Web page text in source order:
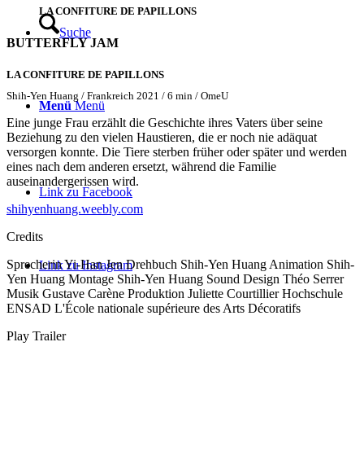
Suche
Menü Menü
Link zu Facebook
Link zu Instagram
LA CONFITURE DE PAPILLONS
BUTTERFLY JAM
LA CONFITURE DE PAPILLONS
Shih-Yen Huang / Frankreich 2021 / 6 min / OmeU
Eine junge Frau erzählt die Geschichte ihres Vaters über seine
Beziehung zu den vielen Haustieren, die er noch nie adäquat
versorgen konnte. Die Tiere sterben früher oder später und werden
eines nach dem anderen ersetzt, während die Familie
auseinandergerissen wird.
shihyenhuang.weebly.com
Credits
SprecherinYi-Han Jen Drehbuch Shih-Yen Huang Animation Shih-
Yen Huang Montage Shih-Yen Huang Sound Design Théo Serrer
Musik Gustave Carène Produktion Juliette Courtillier Hochschule
ENSAD L'École nationale supérieure des Arts Décoratifs
Play Trailer